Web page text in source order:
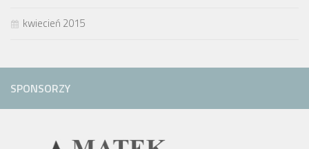
kwiecień 2015
SPONSORZY